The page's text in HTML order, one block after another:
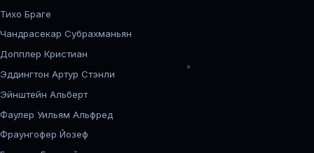
Тихо Браге
Чандрасекар Субрахманьян
Допплер Кристиан
Эддингтон Артур Стэнли
Эйнштейн Альберт
Фаулер Уильям Альфред
Фраунгофер Йозеф